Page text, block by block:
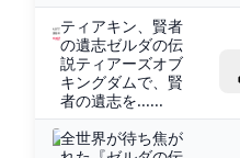
ティアキン、賢者
の遺志ゼルダの伝
説ティアーズオブ
キングダムで、賢
者の遺志を......
全世界が待ち焦が